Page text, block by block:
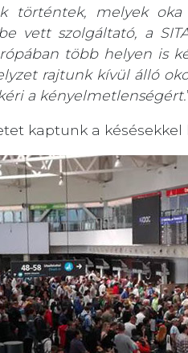
történtek, melyek
vett szolgáltató, a
több helyen is
rajtunk kívül álló
a kényelmetlenségért.
kaptunk a késésekkel